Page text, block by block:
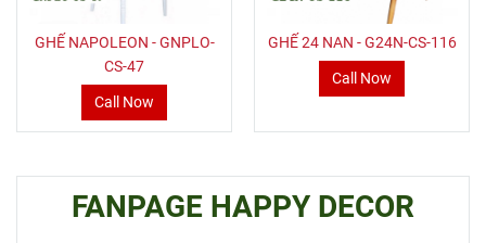
GHẾ NAPOLEON - GNPLO-
CS-47
Call Now
GHẾ 24 NAN - G24N-CS-116
Call Now
FANPAGE HAPPY DECOR